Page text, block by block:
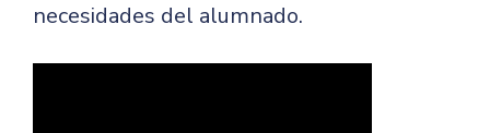
necesidades del alumnado.